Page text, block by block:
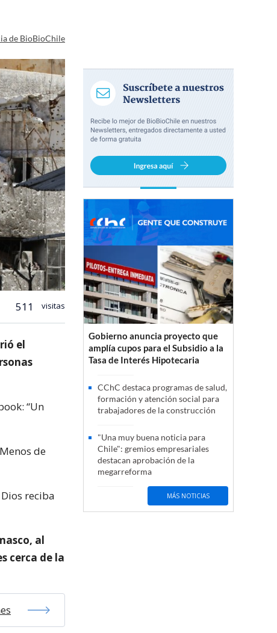
de BioBioChile
511 visitas
el
“Un
de
reciba
al
cerca de la
Gobierno anuncia proyecto que
amplía cupos para el Subsidio a la
Tasa de Interés Hipotecaria
CChC destaca programas de salud,
formación y atención social para
trabajadores de la construcción
"Una muy buena noticia para
Chile": gremios empresariales
destacan aprobación de la
megarreforma
MÁS NOTICIAS